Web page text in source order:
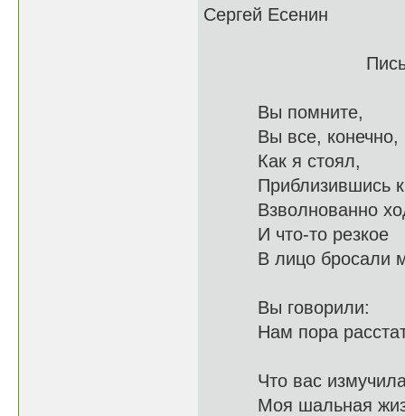
Сергей Есенин
Письмо к
Вы помните,
Вы все,
Как я стоял,
Взволнованно
И что-то резкое
В лицо
Вы говорили:
Нам
Что вас
Моя